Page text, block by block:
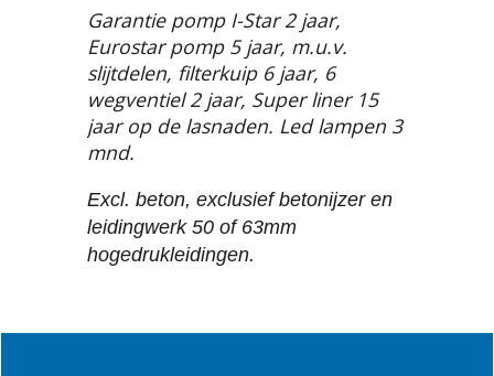
Garantie pomp I-Star 2 jaar,
Eurostar pomp 5 jaar, m.u.v.
slijtdelen, filterkuip 6 jaar, 6
wegventiel 2 jaar, Super liner 15
jaar op de lasnaden. Led lampen 3
mnd.
Excl. beton, exclusief betonijzer en
leidingwerk 50 of 63mm
hogedrukleidingen.